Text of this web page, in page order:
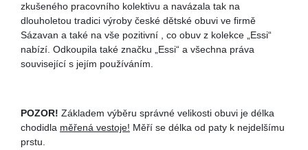
zkušeného pracovního kolektivu a navázala tak na
dlouholetou tradici výroby české dětské obuvi ve firmě
Sázavan a také na vše pozitivní , co obuv z kolekce „Essi“
nabízí. Odkoupila také značku „Essi“ a všechna práva
související s jejím používáním.
POZOR! Základem výběru správné velikosti obuvi je délka
chodidla měřená vestoje! Měří se délka od paty k nejdelšímu
prstu.